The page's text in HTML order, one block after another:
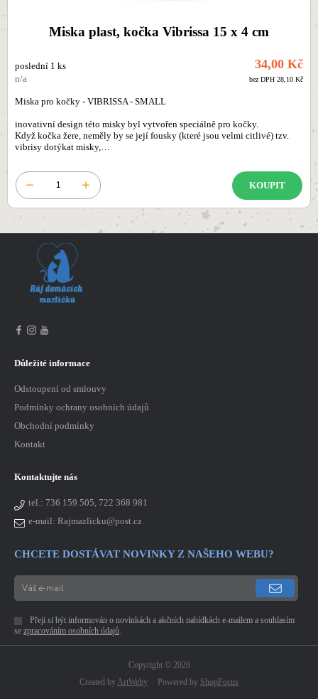
Miska plast, kočka Vibrissa 15 x 4 cm
poslední 1 ks
n/a
34,00 Kč
bez DPH 28,10 Kč
Miska pro kočky - VIBRISSA - SMALL
inovativní design této misky byl vytvořen speciálně pro kočky.
Když kočka žere, neměly by se její fousky (které jsou velmi citlivé) tzv.
vibrisy dotýkat misky,…
KOUPIT
Důležité informace
Odstoupení od smlouvy
Podmínky ochrany osobních údajů
Obchodní podmínky
Kontakt
Kontaktujte nás
tel.: 736 159 505, 722 368 981
e-mail: Rajmazlicku@post.cz
CHCETE DOSTÁVAT NOVINKY Z NAŠEHO WEBU?
Přeji si být informován o novinkách a akčních nabídkách e-mailem a souhlasím
se zpracováním osobních údajů
Copyright © 2026
Created by ArtWeby Powered by ShopFocus